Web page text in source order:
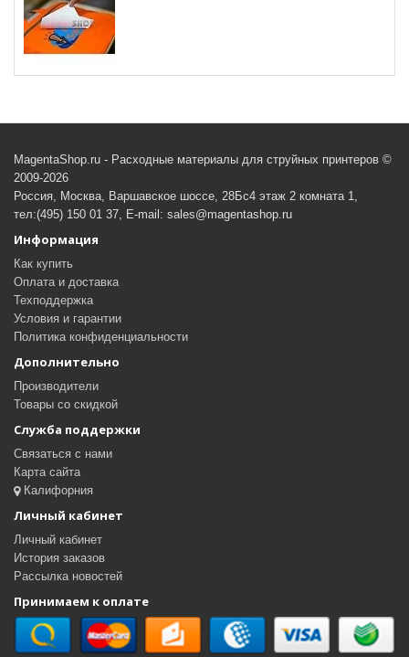
MagentaShop.ru - Расходные материалы для струйных принтеров ©
2009-2026
Россия, Москва, Варшавское шоссе, 28Бс4 этаж 2 комната 1,
тел:(495) 150 01 37, E-mail: sales@magentashop.ru
Информация
Как купить
Оплата и доставка
Техподдержка
Условия и гарантии
Политика конфиденциальности
Дополнительно
Производители
Товары со скидкой
Служба поддержки
Связаться с нами
Карта сайта
Калифорния
Личный кабинет
Личный кабинет
История заказов
Рассылка новостей
Принимаем к оплате